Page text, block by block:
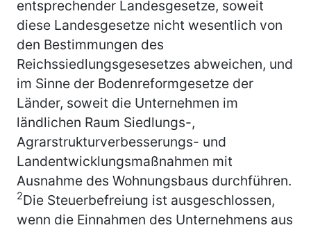
entsprechender Landesgesetze, soweit
diese Landesgesetze nicht wesentlich von
den Bestimmungen des
Reichssiedlungsgesesetzes abweichen, und
im Sinne der Bodenreformgesetze der
Länder, soweit die Unternehmen im
ländlichen Raum Siedlungs-,
Agrarstrukturverbesserungs- und
Landentwicklungsmaßnahmen mit
Ausnahme des Wohnungsbaus durchführen.
2Die Steuerbefreiung ist ausgeschlossen,
wenn die Einnahmen des Unternehmens aus